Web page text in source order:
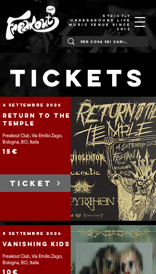
STRICTLY
UNDERGROUND LIVE
MUSIC VENUE SINCE
2012
TICKETS
4 settembre 2026
Return To The
Temple
Freakout Club, Via Emilio Zago,
Bologna, BO, Italia
15€
TICKET
8 settembre 2026
Vanishing Kids
Freakout Club, Via Emilio Zago,
Bologna, BO, Italia
10€